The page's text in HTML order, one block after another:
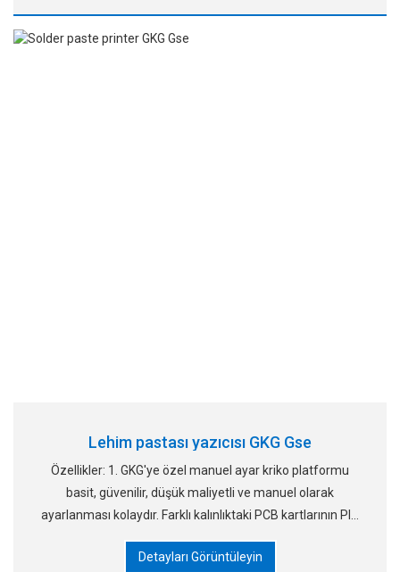
Lehim pastası yazıcısı GKG Gse
Özellikler: 1. GKG'ye özel manuel ayar kriko platformu
basit, güvenilir, düşük maliyetli ve manuel olarak
ayarlanması kolaydır. Farklı kalınlıktaki PCB kartlarının PIN
Detayları Görüntüleyin